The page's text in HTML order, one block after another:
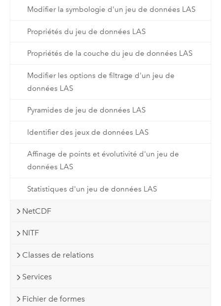
Modifier la symbologie d'un jeu de données LAS
Propriétés du jeu de données LAS
Propriétés de la couche du jeu de données LAS
Modifier les options de filtrage d'un jeu de
données LAS
Pyramides de jeu de données LAS
Identifier des jeux de données LAS
Affinage de points et évolutivité d'un jeu de
données LAS
Statistiques d'un jeu de données LAS
NetCDF
NITF
Classes de relations
Services
Fichier de formes